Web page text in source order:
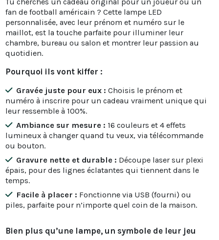
fan de football américain ? Cette lampe LED
personnalisée, avec leur prénom et numéro sur le
maillot, est la touche parfaite pour illuminer leur
chambre, bureau ou salon et montrer leur passion au
quotidien.
Pourquoi ils vont kiffer :
Gravée juste pour eux : Choisis le prénom et
numéro à inscrire pour un cadeau vraiment unique qui
leur ressemble à 100%.
Ambiance sur mesure : 16 couleurs et 4 effets
lumineux à changer quand tu veux, via télécommande
ou bouton.
Gravure nette et durable : Découpe laser sur plexi
épais, pour des lignes éclatantes qui tiennent dans le
temps.
Facile à placer : Fonctionne via USB (fourni) ou
piles, parfaite pour n’importe quel coin de la maison.
Bien plus qu’une lampe, un symbole de leur jeu